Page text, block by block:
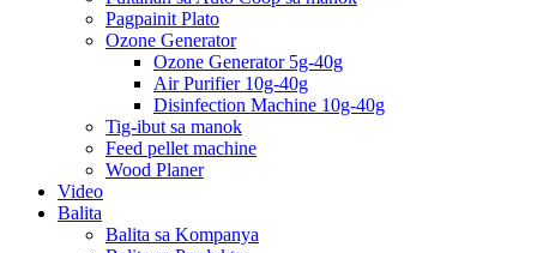
Pagpainit Plato
Ozone Generator
Ozone Generator 5g-40g
Air Purifier 10g-40g
Disinfection Machine 10g-40g
Tig-ibut sa manok
Feed pellet machine
Wood Planer
Video
Balita
Balita sa Kompanya